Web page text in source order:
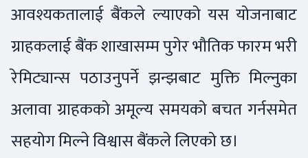
आवश्यकतालाई बैंकले ल्याएको यस योजनाबाट
ग्राहकलाई बैंक शाखासम्म पुगेर भौतिक फारम भरी
रेमिट्यान्स पठाउनुपर्ने झन्झबाट मुक्ति मिल्नुका
अलावा ग्राहकको अमूल्य समयको बचत गर्नसमेत
सहयोग मिल्ने विश्वास बैंकले लिएको छ।